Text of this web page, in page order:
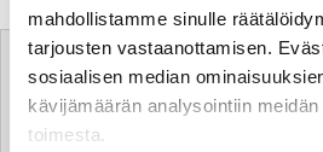
mahdollistamme sinulle
tarjousten vastaanottamisen.
sosiaalisen median
kävijämäärän analysointiin
toimesta.
Tätä